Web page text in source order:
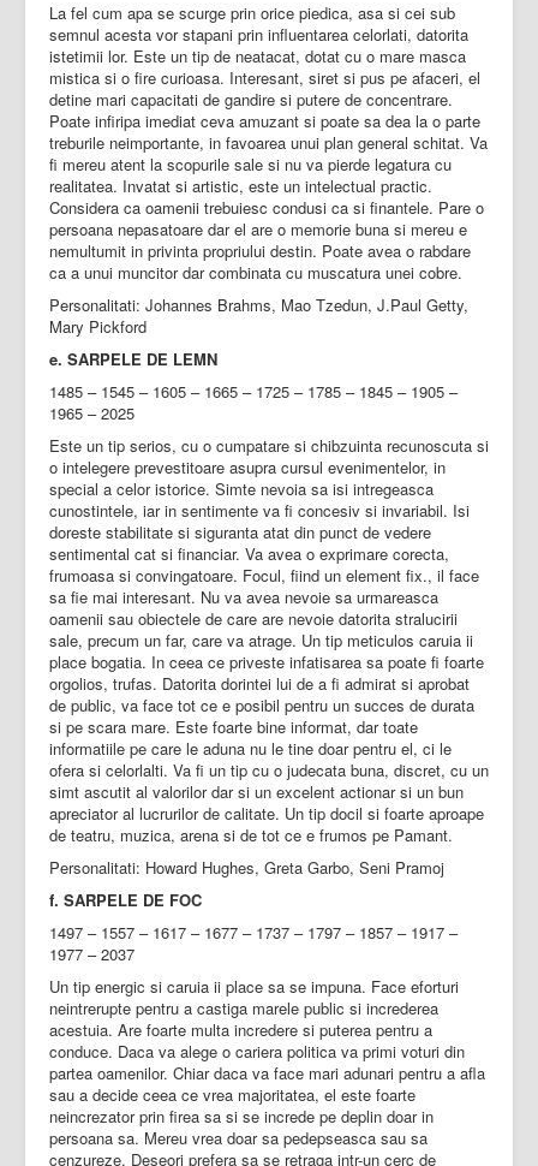
La fel cum apa se scurge prin orice piedica, asa si cei sub
semnul acesta vor stapani prin influentarea celorlati, datorita
istetimii lor. Este un tip de neatacat, dotat cu o mare masca
mistica si o fire curioasa. Interesant, siret si pus pe afaceri, el
detine mari capacitati de gandire si putere de concentrare.
Poate infiripa imediat ceva amuzant si poate sa dea la o parte
treburile neimportante, in favoarea unui plan general schitat. Va
fi mereu atent la scopurile sale si nu va pierde legatura cu
realitatea. Invatat si artistic, este un intelectual practic.
Considera ca oamenii trebuiesc condusi ca si finantele. Pare o
persoana nepasatoare dar el are o memorie buna si mereu e
nemultumit in privinta propriului destin. Poate avea o rabdare
ca a unui muncitor dar combinata cu muscatura unei cobre.
Personalitati: Johannes Brahms, Mao Tzedun, J.Paul Getty,
Mary Pickford
e. SARPELE DE LEMN
1485 – 1545 – 1605 – 1665 – 1725 – 1785 – 1845 – 1905 –
1965 – 2025
Este un tip serios, cu o cumpatare si chibzuinta recunoscuta si
o intelegere prevestitoare asupra cursul evenimentelor, in
special a celor istorice. Simte nevoia sa isi intregeasca
cunostintele, iar in sentimente va fi concesiv si invariabil. Isi
doreste stabilitate si siguranta atat din punct de vedere
sentimental cat si financiar. Va avea o exprimare corecta,
frumoasa si convingatoare. Focul, fiind un element fix., il face
sa fie mai interesant. Nu va avea nevoie sa urmareasca
oamenii sau obiectele de care are nevoie datorita stralucirii
sale, precum un far, care va atrage. Un tip meticulos caruia ii
place bogatia. In ceea ce priveste infatisarea sa poate fi foarte
orgolios, trufas. Datorita dorintei lui de a fi admirat si aprobat
de public, va face tot ce e posibil pentru un succes de durata
si pe scara mare. Este foarte bine informat, dar toate
informatiile pe care le aduna nu le tine doar pentru el, ci le
ofera si celorlalti. Va fi un tip cu o judecata buna, discret, cu un
simt ascutit al valorilor dar si un excelent actionar si un bun
apreciator al lucrurilor de calitate. Un tip docil si foarte aproape
de teatru, muzica, arena si de tot ce e frumos pe Pamant.
Personalitati: Howard Hughes, Greta Garbo, Seni Pramoj
f. SARPELE DE FOC
1497 – 1557 – 1617 – 1677 – 1737 – 1797 – 1857 – 1917 –
1977 – 2037
Un tip energic si caruia ii place sa se impuna. Face eforturi
neintrerupte pentru a castiga marele public si increderea
acestuia. Are foarte multa incredere si puterea pentru a
conduce. Daca va alege o cariera politica va primi voturi din
partea oamenilor. Chiar daca va face mari adunari pentru a afla
sau a decide ceea ce vrea majoritatea, el este foarte
neincrezator prin firea sa si se increde pe deplin doar in
persoana sa. Mereu vrea doar sa pedepseasca sau sa
cenzureze. Deseori prefera sa se retraga intr-un cerc de